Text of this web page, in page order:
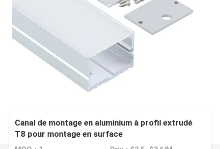
Canal de montage en aluminium à profil extrudé
T8 pour montage en surface